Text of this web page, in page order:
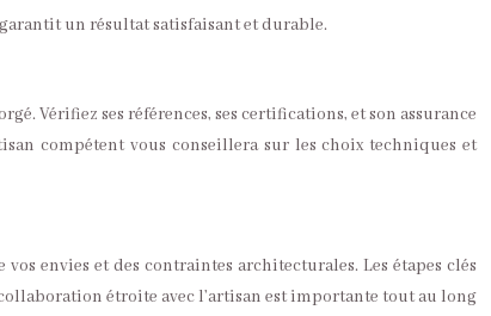
un résultat satisfaisant et durable.
Vérifiez ses références, ses certifications, et son assurance
compétent vous conseillera sur les choix techniques et
envies et des contraintes architecturales. Les étapes clés
étroite avec l’artisan est importante tout au long